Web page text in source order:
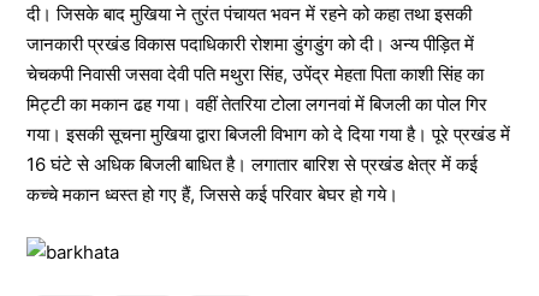
दी। जिसके बाद मुखिया ने तुरंत पंचायत भवन में रहने को कहा तथा इसकी
जानकारी प्रखंड विकास पदाधिकारी रोशमा डुंगडुंग को दी। अन्य पीड़ित में
चेचकपी निवासी जसवा देवी पति मथुरा सिंह, उपेंद्र मेहता पिता काशी सिंह का
मिट्टी का मकान ढह गया। वहीं तेतरिया टोला लगनवां में बिजली का पोल गिर
गया। इसकी सूचना मुखिया द्वारा बिजली विभाग को दे दिया गया है। पूरे प्रखंड में
16 घंटे से अधिक बिजली बाधित है। लगातार बारिश से प्रखंड क्षेत्र में कई
कच्चे मकान ध्वस्त हो गए हैं, जिससे कई परिवार बेघर हो गये।